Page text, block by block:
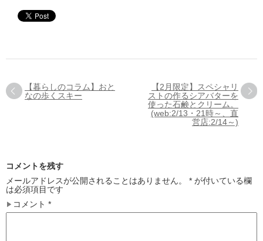
【暮らしのコラム】おと
なの歩くスキー
【2月限定】スペシャリ
ストの作るシアバターを
使った石鹸とクリーム。
(web:2/13・21時～、直
営店:2/14～)
コメントを残す
メールアドレスが公開されることはありません。
* が付いている欄
は必須項目です
コメント *